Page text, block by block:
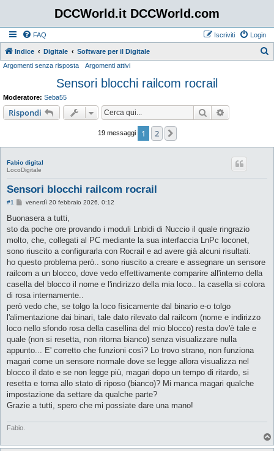
DCCWorld.it DCCWorld.com
FAQ Login
Iscriviti
Indice Digitale Software per il Digitale
Argomenti senza risposta Argomenti attivi
Sensori blocchi railcom rocrail
Moderatore: Seba55
Rispondi Cerca
19 messaggi 1 2
Fabio digital
LocoDigitale
Sensori blocchi railcom rocrail
#1
M
s
a
g
i
o
venerdì 20 febbraio 2026, 0:12
Buonasera a tutti,
sto da poche ore provando i moduli Lnbidi di Nuccio il quale ringrazio
molto, che, collegati al PC mediante la sua interfaccia LnPc loconet,
sono riuscito a configurarla con Rocrail e ad avere già alcuni risultati.
ho questo problema però.. sono riuscito a creare e assegnare un sensore
railcom a un blocco, dove vedo effettivamente comparire all'interno della
casella del blocco il nome e l'indirizzo della mia loco.. la casella si colora
di rosa internamente..
però vedo che, se tolgo la loco fisicamente dal binario e-o tolgo
l'alimentazione dai binari, tale dato rilevato dal railcom (nome e indirizzo
loco nello sfondo rosa della casellina del mio blocco) resta dov'è tale e
quale (non si resetta, non ritorna bianco) senza visualizzare nulla
appunto... E' corretto che funzioni così? Lo trovo strano, non funziona
magari come un sensore normale dove se legge allora visualizza nel
blocco il dato e se non legge più, magari dopo un tempo di ritardo, si
resetta e torna allo stato di riposo (bianco)? Mi manca magari qualche
impostazione da settare da qualche parte?
Grazie a tutti, spero che mi possiate dare una mano!
Fabio.